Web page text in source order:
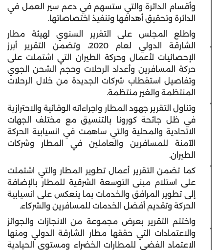
وأقسام الدائرة والتي ستسهم في دعم سير العمل في
الدائرة وتحقيق أهدافها وتنفيذ اختصاصاتها.
واطلع المجلس على التقرير السنوي لهيئة مطار
الشارقة الدولي لعام 2020، وتضمن التقرير أبرز
الإحصائيات لأعمال وحركة الطيران التي اشتملت على
حركة المسافرين وأعداد الرحلات وحجم الشحن الجوي
وتفاصيل استقطاب شركات الجديدة من خلال الرحلات
المنتظمة والغير منتظمة.
وتناول التقرير جهود المطار واجراءاته الوقائية والاحترازية
في ظل جائحة كورونا بالتنسيق مع مختلف الجهات
الاتحادية والمحلية والتي ساهمت في انسيابية الحركة
الآمنة للمسافرين والعاملين في المطار وشركات
الطيران.
كما تضمن التقرير أعمال تطوير المطار والتي اشتملت
على استلام مبنى التوسعة الشرقية للمطار بالإضافة
إلى تطوير المرافق والخدمات بما ينعكس على انسيابية
الحركة وتقديم أفضل الخدمات للمسافرين والشركاء.
واختتم التقرير بعرض مجموعة من الانجازات والجوائز
والاعتمادات التي حققها مطار الشارقة الدولي ومنها
الاعتماد الفضي للمطارات الخضراء ومستوى الحيادية